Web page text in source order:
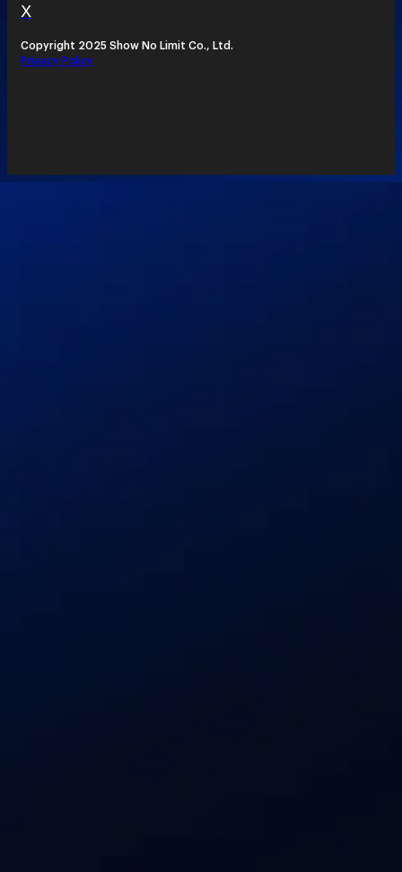
X
Copyright 2025 Show No Limit Co., Ltd.
Privacy Policy